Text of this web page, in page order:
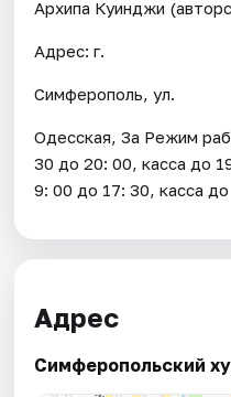
Архипа Куинджи
Адрес: г.
Симферополь, ул.
Одесская, 3а Режим
30 до 20: 00, касса до
9: 00 до 17: 30, касса до
Адрес
Симферопольский